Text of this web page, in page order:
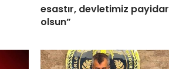
esastır, devletimiz payidar
olsun”